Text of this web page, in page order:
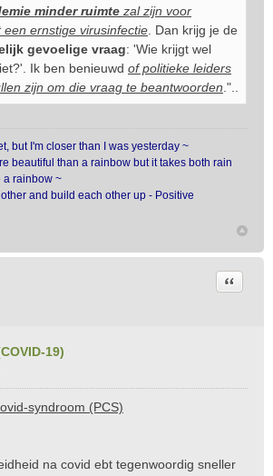
minder ruimte zal zijn voor
een ernstige virusinfectie . Dan krijg je de
gevoelige vraag: 'Wie krijgt wel
Ik ben benieuwd of politieke leiders
zijn om die vraag te beantwoorden ."..
but I'm closer than I was yesterday ~
beautiful than a rainbow but it takes both rain
a rainbow ~
and build each other up - Positive
19)
Citeer
syndroom (PCS)
na covid ebt tegenwoordig sneller